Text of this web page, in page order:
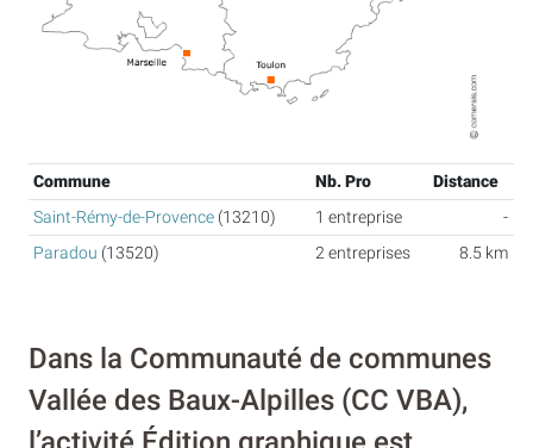
Commune Nb. Pro
Distance
Saint-Rémy-de-Provence (13210) 1 entreprise
-
Paradou (13520) 2 entreprises 8.5 km
Dans la Communauté de communes
Vallée des Baux-Alpilles (CC VBA),